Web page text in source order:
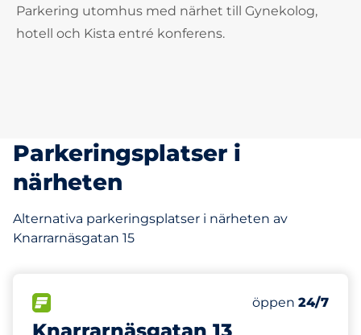
Parkering utomhus med närhet till Gynekolog,
hotell och Kista entré konferens.
Parkeringsplatser i
närheten
Alternativa parkeringsplatser i närheten av
Knarrarnäsgatan 15
Antal
Totalt antal
Lördag
öppen 24/7
30 m